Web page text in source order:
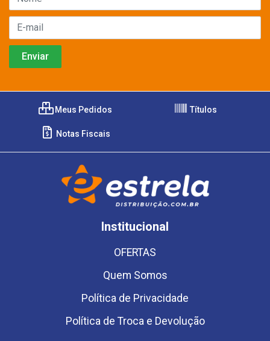
Meus Pedidos Títulos
Notas Fiscais
Institucional
OFERTAS
Quem Somos
Política de Privacidade
Política de Troca e Devolução